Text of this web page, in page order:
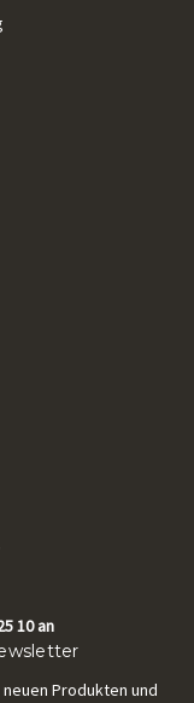
10 an
Produkten und